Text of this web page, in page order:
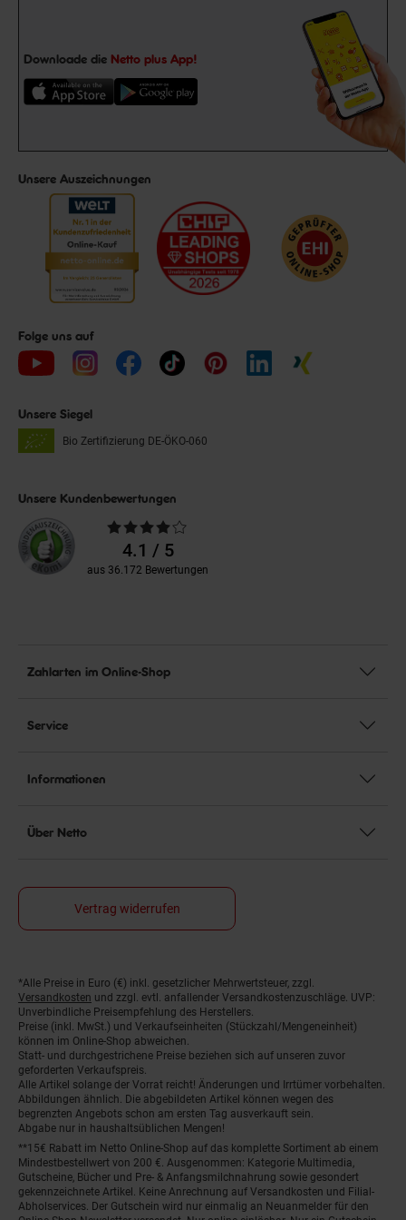
Downloade die Netto plus App!
Unsere Auszeichnungen
Folge uns auf
Unsere Siegel
Bio Zertifizierung DE-ÖKO-060
Unsere Kundenbewertungen
Durchschnittliche
Bewertungen4.1 / 5
aus 36.172 Bewertungen
Zahlarten im Online-Shop
Service
Informationen
Über Netto
Vertrag widerrufen
Fußnoten
*Alle Preise in Euro (€) inkl. gesetzlicher Mehrwertsteuer, zzgl.
Versandkosten und zzgl. evtl. anfallender Versandkostenzuschläge. UVP:
Unverbindliche Preisempfehlung des Herstellers.
Preise (inkl. MwSt.) und Verkaufseinheiten (Stückzahl/Mengeneinheit)
können im Online-Shop abweichen.
Statt- und durchgestrichene Preise beziehen sich auf unseren zuvor
geforderten Verkaufspreis.
Alle Artikel solange der Vorrat reicht! Änderungen und Irrtümer vorbehalten.
Abbildungen ähnlich. Die abgebildeten Artikel können wegen des
begrenzten Angebots schon am ersten Tag ausverkauft sein.
Abgabe nur in haushaltsüblichen Mengen!
**15€ Rabatt im Netto Online-Shop auf das komplette Sortiment ab einem
Mindestbestellwert von 200 €. Ausgenommen: Kategorie Multimedia,
Gutscheine, Bücher und Pre- & Anfangsmilchnahrung sowie gesondert
gekennzeichnete Artikel. Keine Anrechnung auf Versandkosten und Filial-
Abholservices. Der Gutschein wird nur einmalig an Neuanmelder für den